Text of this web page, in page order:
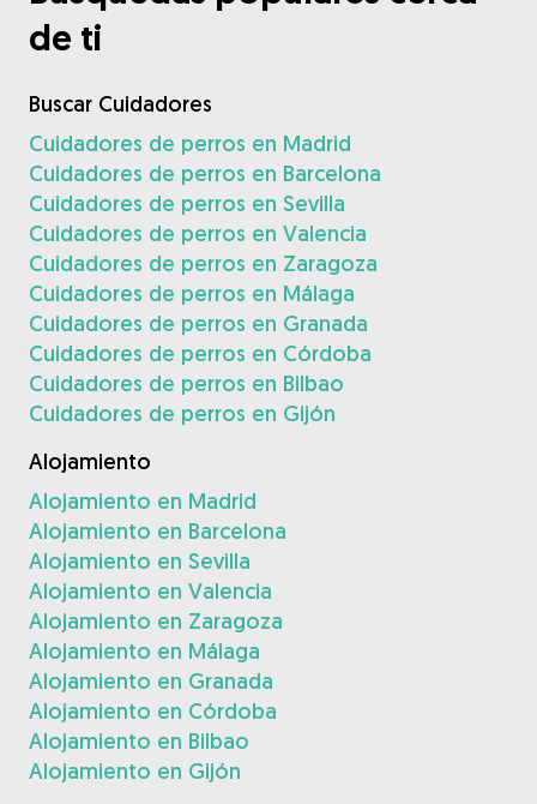
de ti
Buscar Cuidadores
Cuidadores de perros en Madrid
Cuidadores de perros en Barcelona
Cuidadores de perros en Sevilla
Cuidadores de perros en Valencia
Cuidadores de perros en Zaragoza
Cuidadores de perros en Málaga
Cuidadores de perros en Granada
Cuidadores de perros en Córdoba
Cuidadores de perros en Bilbao
Cuidadores de perros en Gijón
Alojamiento
Alojamiento en Madrid
Alojamiento en Barcelona
Alojamiento en Sevilla
Alojamiento en Valencia
Alojamiento en Zaragoza
Alojamiento en Málaga
Alojamiento en Granada
Alojamiento en Córdoba
Alojamiento en Bilbao
Alojamiento en Gijón